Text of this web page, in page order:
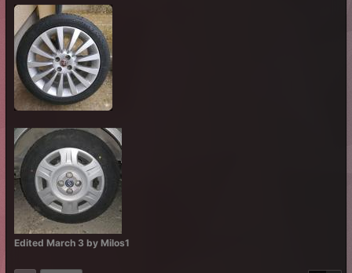
Edited March 3 by Milos1